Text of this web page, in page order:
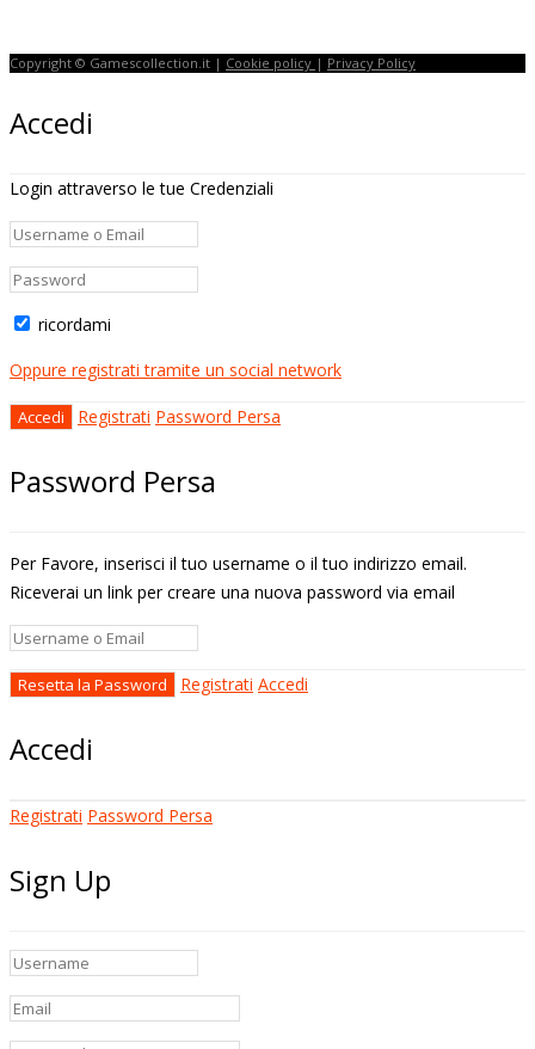
Copyright © Gamescollection.it | Cookie policy | Privacy Policy
Accedi
Login attraverso le tue Credenziali
ricordami
Oppure registrati tramite un social network
Registrati Password Persa
Password Persa
Per Favore, inserisci il tuo username o il tuo indirizzo email.
Riceverai un link per creare una nuova password via email
Registrati Accedi
Accedi
Registrati Password Persa
Sign Up